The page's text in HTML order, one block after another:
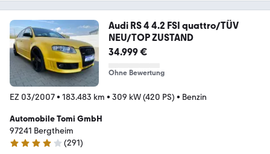
Audi RS 4 4.2 FSI quattro/TÜV
NEU/TOP ZUSTAND
34.999 €
Ohne Bewertung
EZ 03/2007• 183.483 km • 309 kW (420 PS) • Benzin
Automobile Tomi GmbH
97241 Bergtheim
4 Sterne
(291)